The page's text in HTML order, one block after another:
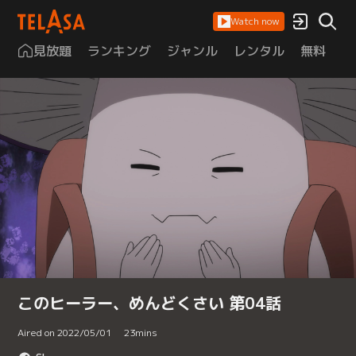
Watch now
見放題 ランキング ジャンル レンタル 無料
このヒーラー、めんどくさい 第04話
Aired on 2022/05/01 23mins